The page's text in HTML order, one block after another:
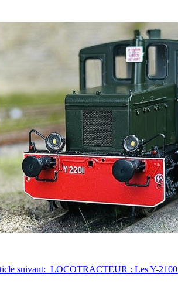
suivant: LOCOTRACTEUR : Les Y-2100